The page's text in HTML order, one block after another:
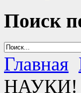
Поиск
Главная
НАУКИ!